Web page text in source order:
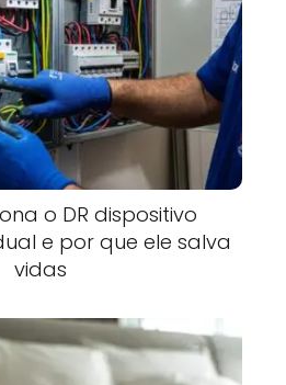
o DR dispositivo
e por que ele salva
vidas